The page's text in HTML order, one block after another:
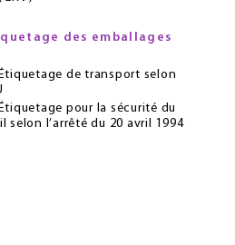
des emballages
de transport selon
pour la sécurité du
selon l’arrêté du 20 avril 1994